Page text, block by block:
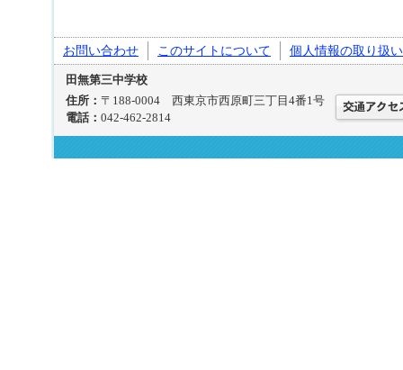
お問い合わせ このサイトについて 個人情報の取り扱い
田無第三中学校
住所： 〒188-0004 西東京市西原町三丁目4番1号
電話： 042-462-2814